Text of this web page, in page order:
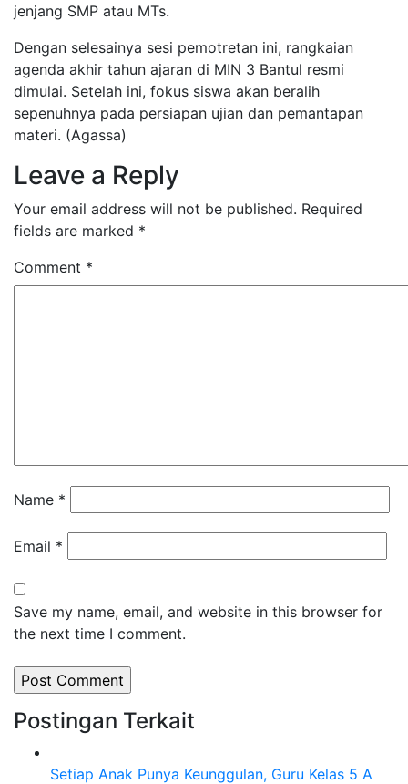
jenjang SMP atau MTs.
​Dengan selesainya sesi pemotretan ini, rangkaian
agenda akhir tahun ajaran di MIN 3 Bantul resmi
dimulai. Setelah ini, fokus siswa akan beralih
sepenuhnya pada persiapan ujian dan pemantapan
materi. (Agassa)
Leave a Reply
Your email address will not be published. Required
fields are marked *
Comment *
Name *
Email *
Save my name, email, and website in this browser for
the next time I comment.
Postingan Terkait
Setiap Anak Punya Keunggulan, Guru Kelas 5 A